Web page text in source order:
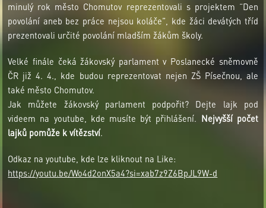
minulý rok město Chomutov reprezentovali s projektem “Den
povolání aneb bez práce nejsou koláče”, kde žáci devátých tříd
prezentovali určité povolání mladším žákům školy.
Velké finále čeká žákovský parlament v Poslanecké sněmovně
ČR již 4. 4., kde budou reprezentovat nejen ZŠ Písečnou, ale
také město Chomutov.
Jak můžete žákovský parlament podpořit? Dejte lajk pod
videem na youtube, kde musíte být přihlášení. Nejvyšší počet
lajků pomůže k vítězství.
Odkaz na youtube, kde lze kliknout na Like:
https://youtu.be/Wo4d2onX5a4?si=xab7z9Z6BpJL9W-d